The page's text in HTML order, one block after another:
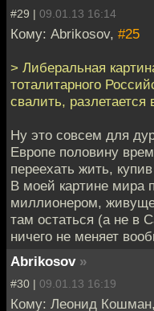
#29 | 09.01.13 16:14
Кому: Abrikosov, #25
> Либеральная
тоталитарного
свалить, разлетается
Ну это совсем для
Европе половину
переехать жить,
В моей картине мира
миллионером,
там остаться (а не в
ничего не меняет
Abrikosov »
#30 | 09.01.13 16:19
Кому: Леонид Кошман,